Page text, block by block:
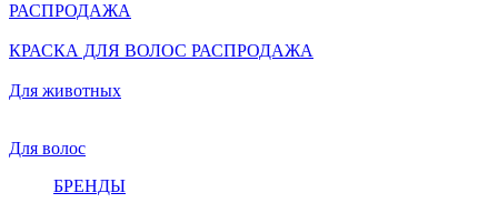
РАСПРОДАЖА
КРАСКА ДЛЯ ВОЛОС РАСПРОДАЖА
Для животных
Для волос
БРЕНДЫ